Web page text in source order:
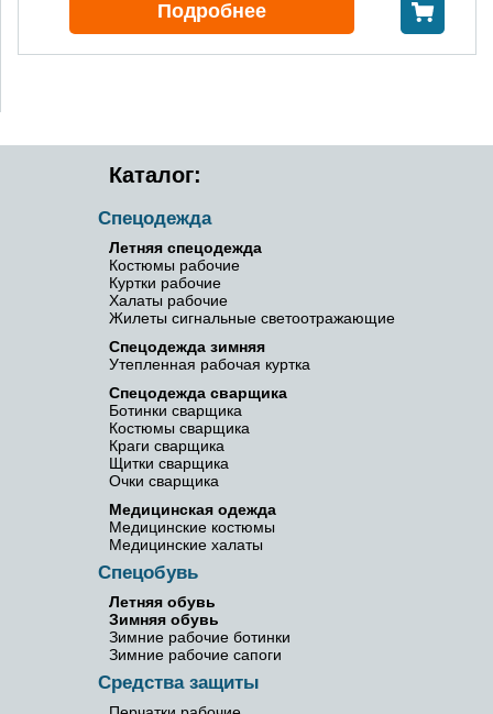
Подробнее
Каталог:
Спецодежда
Летняя спецодежда
Костюмы рабочие
Куртки рабочие
Халаты рабочие
Жилеты сигнальные светоотражающие
Спецодежда зимняя
Утепленная рабочая куртка
Спецодежда сварщика
Ботинки сварщика
Костюмы сварщика
Краги сварщика
Щитки сварщика
Очки сварщика
Медицинская одежда
Медицинские костюмы
Медицинские халаты
Спецобувь
Летняя обувь
Зимняя обувь
Зимние рабочие ботинки
Зимние рабочие сапоги
Средства защиты